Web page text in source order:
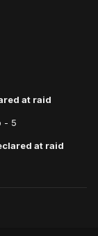
at raid
- 5
at raid